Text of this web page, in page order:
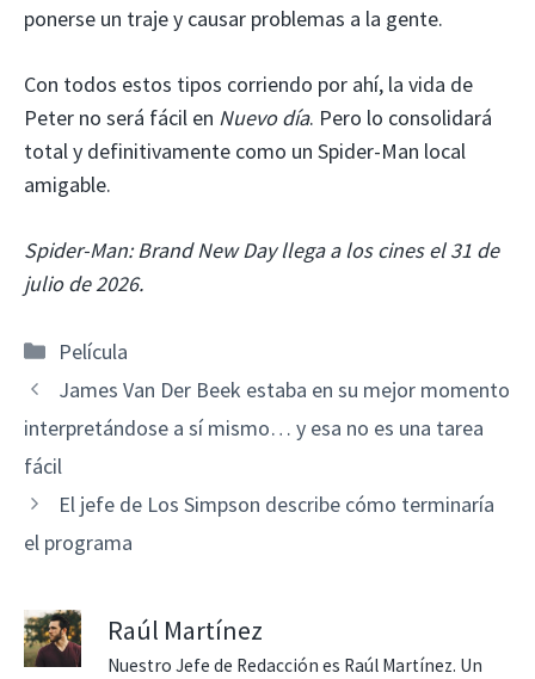
ponerse un traje y causar problemas a la gente.
Con todos estos tipos corriendo por ahí, la vida de
Peter no será fácil en Nuevo día. Pero lo consolidará
total y definitivamente como un Spider-Man local
amigable.
Spider-Man: Brand New Day llega a los cines el 31 de
julio de 2026.
Categorías
Película
James Van Der Beek estaba en su mejor momento
interpretándose a sí mismo… y esa no es una tarea
fácil
El jefe de Los Simpson describe cómo terminaría
el programa
Raúl Martínez
Nuestro Jefe de Redacción es Raúl Martínez. Un